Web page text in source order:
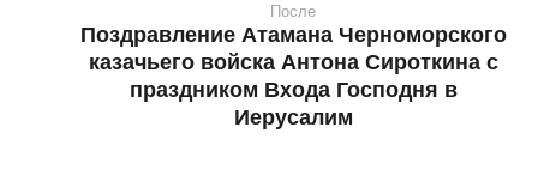
После
Поздравление Атамана Черноморского
казачьего войска Антона Сироткина с
праздником Входа Господня в
Иерусалим